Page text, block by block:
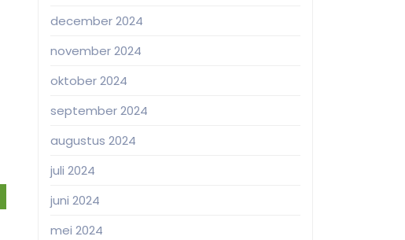
december 2024
november 2024
oktober 2024
september 2024
augustus 2024
juli 2024
juni 2024
mei 2024